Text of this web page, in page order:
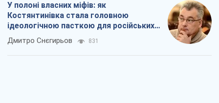
У полоні власних міфів: як
Костянтинівка стала головною
ідеологічною пасткою для російських
окупантів
Дмитро Снєгирьов 831